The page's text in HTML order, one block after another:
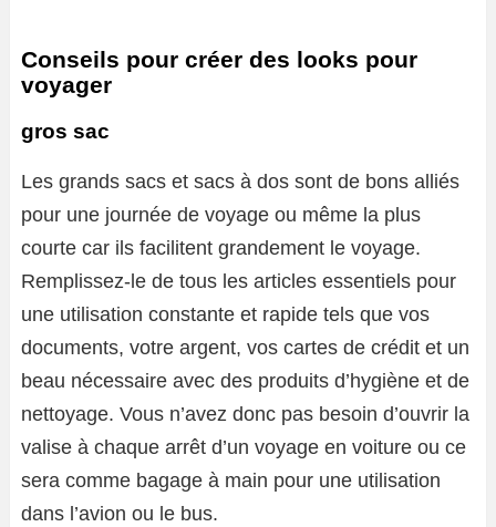
Conseils pour créer des looks pour
voyager
gros sac
Les grands sacs et sacs à dos sont de bons alliés
pour une journée de voyage ou même la plus
courte car ils facilitent grandement le voyage.
Remplissez-le de tous les articles essentiels pour
une utilisation constante et rapide tels que vos
documents, votre argent, vos cartes de crédit et un
beau nécessaire avec des produits d’hygiène et de
nettoyage. Vous n’avez donc pas besoin d’ouvrir la
valise à chaque arrêt d’un voyage en voiture ou ce
sera comme bagage à main pour une utilisation
dans l’avion ou le bus.